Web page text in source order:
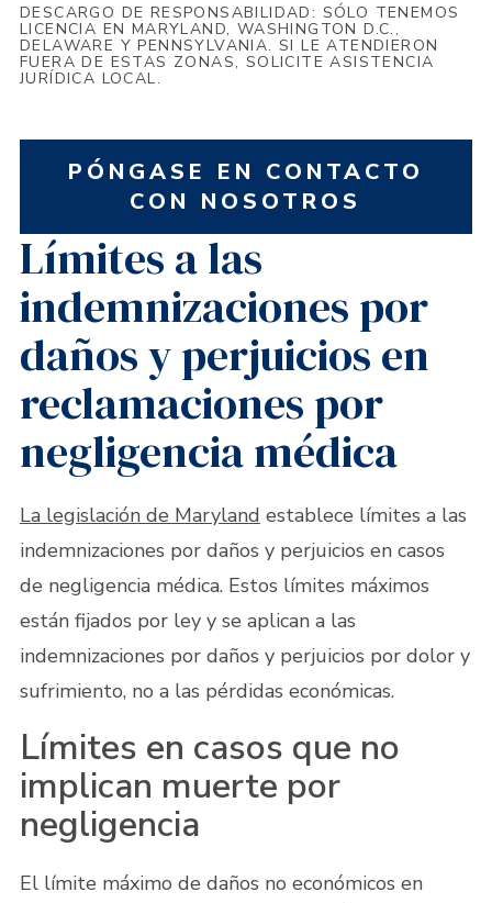
DESCARGO DE RESPONSABILIDAD: SÓLO TENEMOS
LICENCIA EN MARYLAND, WASHINGTON D.C.,
DELAWARE Y PENNSYLVANIA. SI LE ATENDIERON
FUERA DE ESTAS ZONAS, SOLICITE ASISTENCIA
JURÍDICA LOCAL.
PÓNGASE EN CONTACTO
CON NOSOTROS
Límites a las
indemnizaciones por
daños y perjuicios en
reclamaciones por
negligencia médica
La legislación de Maryland establece límites a las
indemnizaciones por daños y perjuicios en casos
de negligencia médica. Estos límites máximos
están fijados por ley y se aplican a las
indemnizaciones por daños y perjuicios por dolor y
sufrimiento, no a las pérdidas económicas.
Límites en casos que no
implican muerte por
negligencia
El límite máximo de daños no económicos en